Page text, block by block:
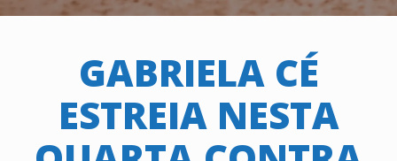
GABRIELA CÉ
ESTREIA NESTA